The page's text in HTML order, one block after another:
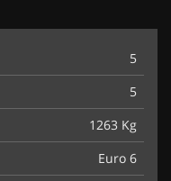
5
5
1263 Kg
Euro 6